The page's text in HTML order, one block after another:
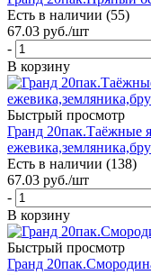
Есть в наличии (55)
67.03 руб./шт
-
В корзину
Быстрый просмотр
Гранд 20пак.Таёжные
Есть в наличии (138)
67.03 руб./шт
-
В корзину
Быстрый просмотр
Гранд